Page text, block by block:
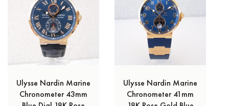
Ulysse Nardin Marine
Chronometer 43mm
Ulysse Nardin Marine
Chronometer 41mm